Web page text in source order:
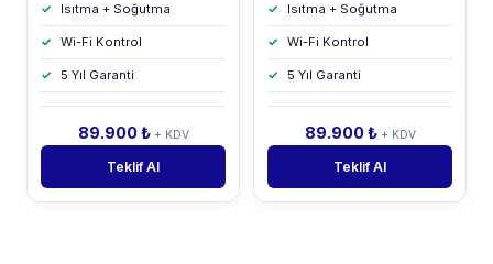
Isıtma + Soğutma
Wi-Fi Kontrol
5 Yıl Garanti
89.900 ₺ + KDV
Teklif Al
Isıtma + Soğutma
Wi-Fi Kontrol
5 Yıl Garanti
89.900 ₺ + KDV
Teklif Al